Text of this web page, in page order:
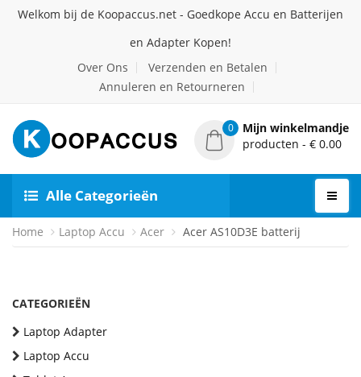
Welkom bij de Koopaccus.net - Goedkope Accu en Batterijen
en Adapter Kopen!
Over Ons
Verzenden en Betalen
Annuleren en Retourneren
0
Mijn winkelmandje
producten - € 0.00
Alle Categorieën
Home Laptop Accu Acer Acer AS10D3E batterij
CATEGORIEËN
Laptop Adapter
Laptop Accu